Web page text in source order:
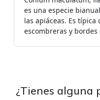
es una especie
las apiáceas. Es
escombreras y bordes
¿Tienes alguna